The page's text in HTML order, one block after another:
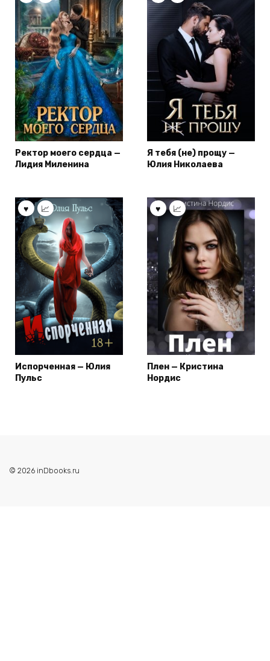
Ректор моего сердца —
Лидия Миленина
Я тебя (не) прощу —
Юлия Николаева
Испорченная — Юлия
Пульс
Плен — Кристина
Нордис
© 2026 inDbooks.ru